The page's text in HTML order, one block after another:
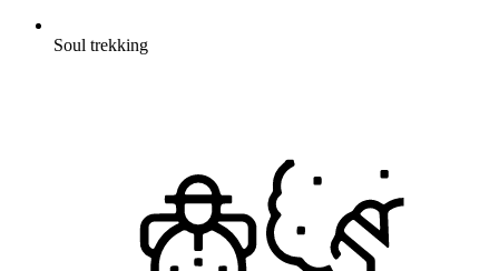
Soul trekking